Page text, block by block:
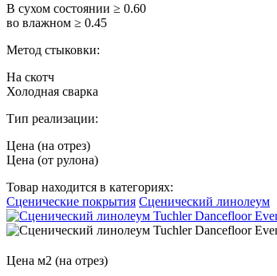
В сухом состоянии ≥ 0.60
во влажном ≥ 0.45
Метод стыковки:
На скотч
Холодная сварка
Тип реализации:
Цена (на отрез)
Цена (от рулона)
Товар находится в категориях:
Сценические покрытия Сценический линолеум
Цена м2 (на отрез)